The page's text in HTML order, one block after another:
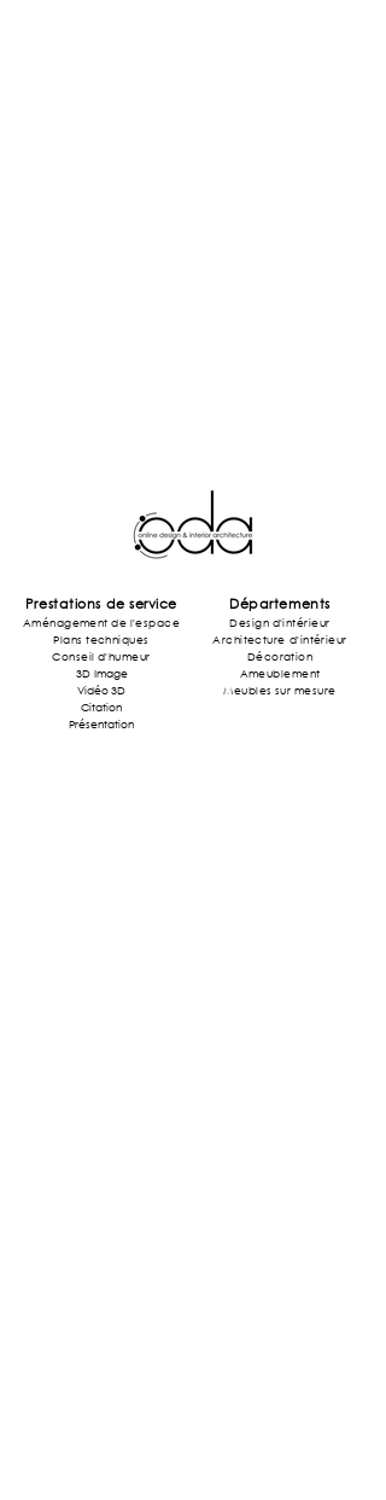
Prestations de service
Aménagement de l'espace
Plans techniques
Conseil d'humeur
3D Image
Vidéo 3D
Citation
Présentation
Départements
Design d'intérieur
Architecture d'intérieur
Décoration
Ameublement
Meubles sur mesure